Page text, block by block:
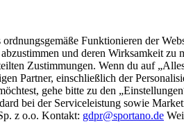
Funktionieren der
und deren Wirksamkeit zu
Zustimmungen. Wenn du auf
Partner, einschließlich der
gehe bitte zu den
bei der Serviceleistung sowie
z o.o. Kontakt: gdpr@sportano.de